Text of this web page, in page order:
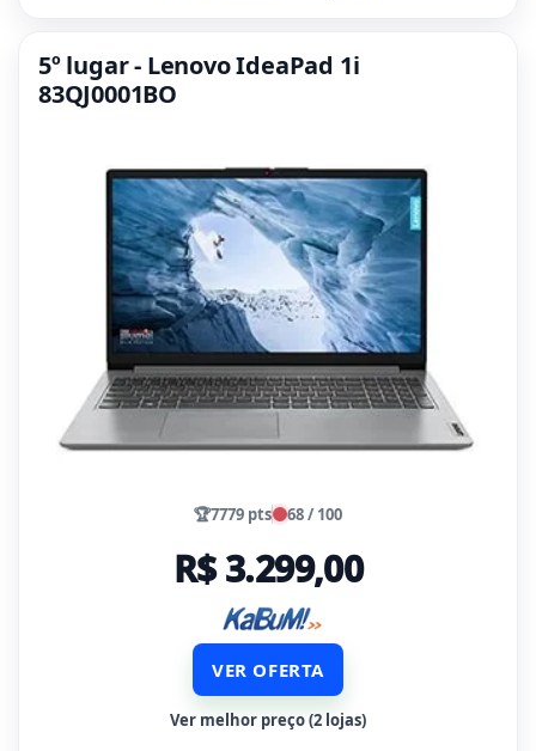
5º lugar - Lenovo IdeaPad 1i
83QJ0001BO
🏆7779 pts 68 / 100
R$ 3.299,00
VER OFERTA
Ver melhor preço (2 lojas)